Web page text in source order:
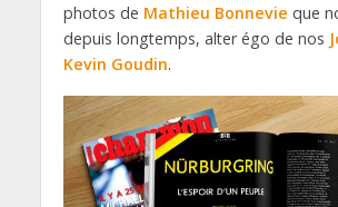
photos de Mathieu Bonnevie que
depuis longtemps, alter égo de nos
Kevin Goudin.